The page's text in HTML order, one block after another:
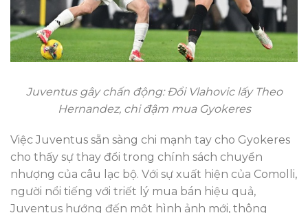
Juventus gây chấn động: Đổi Vlahovic lấy Theo
Hernandez, chi đậm mua Gyokeres
Việc Juventus sẵn sàng chi mạnh tay cho Gyokeres
cho thấy sự thay đổi trong chính sách chuyển
nhượng của câu lạc bộ. Với sự xuất hiện của Comolli,
người nổi tiếng với triết lý mua bán hiệu quả,
Juventus hướng đến một hình ảnh mới, thông